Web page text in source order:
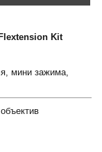
Kit
мини зажима,